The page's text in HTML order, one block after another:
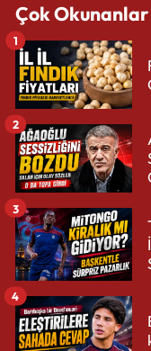
Çok Okunanlar
1
2
3
4